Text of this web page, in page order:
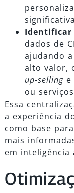
Identificar
dados de
ajudando
alto valor,
up-selling
ou
Essa
a experiência
como base
mais
em inteligência